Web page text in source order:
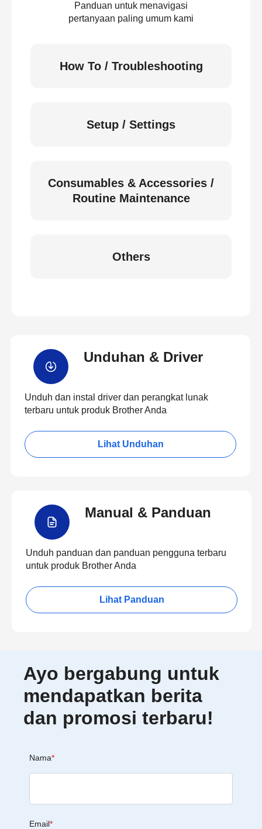
Panduan untuk menavigasi
pertanyaan paling umum kami
How To / Troubleshooting
Setup / Settings
Consumables & Accessories /
Routine Maintenance
Others
Unduhan & Driver
Unduh dan instal driver dan perangkat lunak
terbaru untuk produk Brother Anda
Lihat Unduhan
Manual & Panduan
Unduh panduan dan panduan pengguna terbaru
untuk produk Brother Anda
Lihat Panduan
Ayo bergabung untuk
mendapatkan berita
dan promosi terbaru!
Nama*
Email*